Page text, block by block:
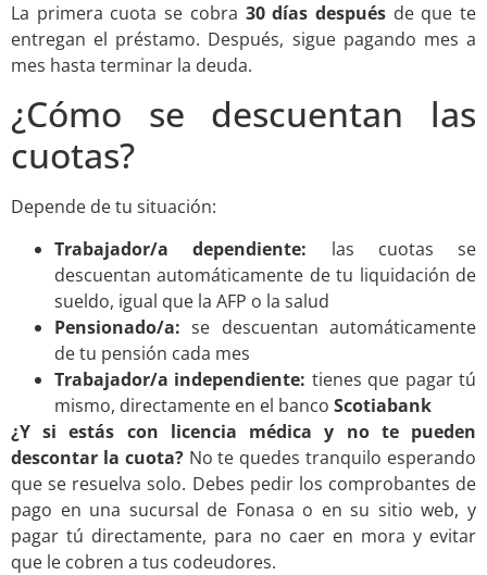
La primera cuota se cobra 30 días despuésde que te
entregan el préstamo. Después, sigue pagando mes a
mes hasta terminar la deuda.
¿Cómo se descuentan las
cuotas?
Depende de tu situación:
Trabajador/a dependiente: las cuotas se
descuentan automáticamente de tu liquidación de
sueldo, igual que la AFP o la salud
Pensionado/a: se descuentan automáticamente
de tu pensión cada mes
Trabajador/a independiente: tienes que pagar tú
mismo, directamente en el banco Scotiabank
¿Y si estás con licencia médica y no te pueden
descontar la cuota?No te quedes tranquilo esperando
que se resuelva solo. Debes pedir los comprobantes de
pago en una sucursal de Fonasa o en su sitio web, y
pagar tú directamente, para no caer en mora y evitar
que le cobren a tus codeudores.